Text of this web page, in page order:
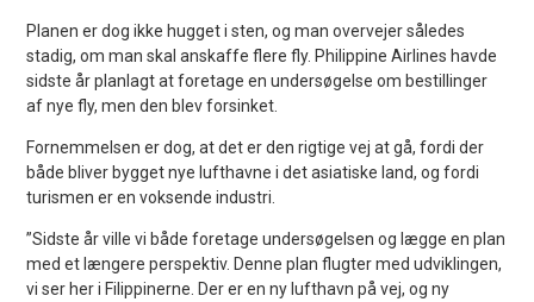
Planen er dog ikke hugget i sten, og man overvejer således
stadig, om man skal anskaffe flere fly. Philippine Airlines havde
sidste år planlagt at foretage en undersøgelse om bestillinger
af nye fly, men den blev forsinket.
Fornemmelsen er dog, at det er den rigtige vej at gå, fordi der
både bliver bygget nye lufthavne i det asiatiske land, og fordi
turismen er en voksende industri.
”Sidste år ville vi både foretage undersøgelsen og lægge en plan
med et længere perspektiv. Denne plan flugter med udviklingen,
vi ser her i Filippinerne. Der er en ny lufthavn på vej, og ny